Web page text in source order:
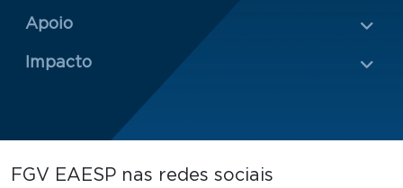
Rodapé 2
Apoio
Impacto
FGV EAESP nas redes sociais